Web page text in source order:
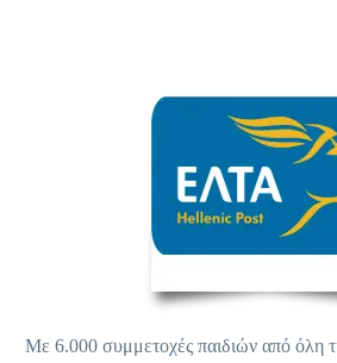
Με 6.000 συμμετοχές παιδιών από όλη